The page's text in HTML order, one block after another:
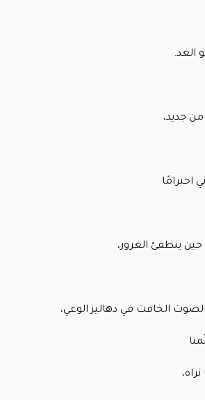
الغد.
من جديد،
احترامًا
حين ينطفئ الغرور،
الخافت في دهاليز الوعي،